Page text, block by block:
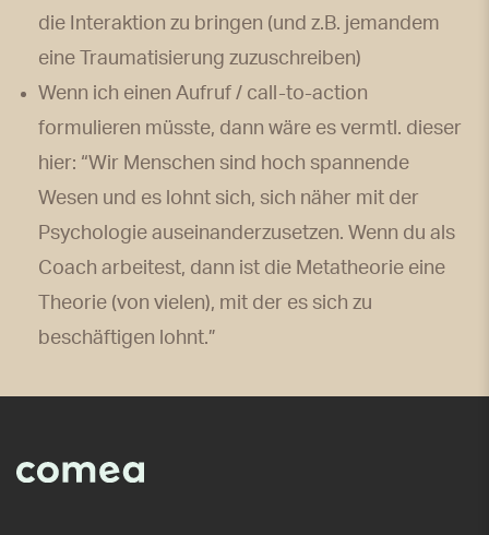
die Interaktion zu bringen (und z.B. jemandem
eine Traumatisierung zuzuschreiben)
Wenn ich einen Aufruf / call-to-action
formulieren müsste, dann wäre es vermtl. dieser
hier: “Wir Menschen sind hoch spannende
Wesen und es lohnt sich, sich näher mit der
Psychologie auseinanderzusetzen. Wenn du als
Coach arbeitest, dann ist die Metatheorie eine
Theorie (von vielen), mit der es sich zu
beschäftigen lohnt.”